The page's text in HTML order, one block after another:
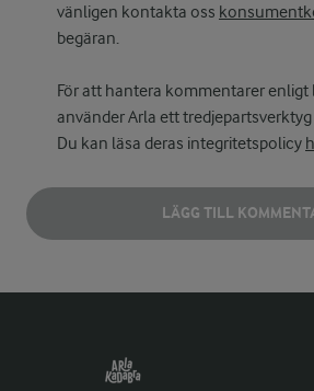
vänligen kontakta oss
begäran.
För att hantera kommentarer enligt
använder Arla ett
Du kan läsa deras integritetspolicy
LÄGG TILL